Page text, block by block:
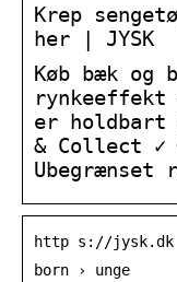
Krep
her | JYSK
Køb bæk og
rynkeeffekt
er
& Collect ✓
Ubegrænset
http s://jysk.dk
born › unge